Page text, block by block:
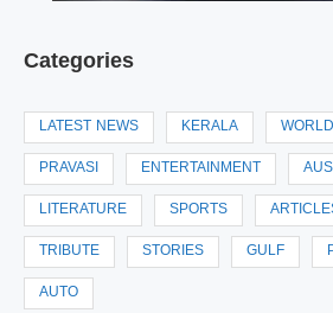
Categories
LATEST NEWS KERALA WORLD
PRAVASI ENTERTAINMENT
LITERATURE SPORTS
TRIBUTE STORIES GULF
AUTO